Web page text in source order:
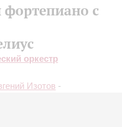
фортепиано с
оркестр
Изотов -